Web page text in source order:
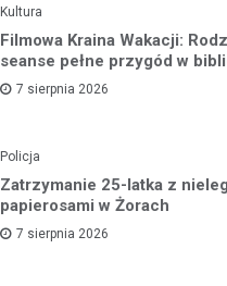
Kultura
Filmowa Kraina Wakacji:
seanse pełne przygód w
7 sierpnia 2026
Policja
Zatrzymanie 25-latka z
papierosami w Żorach
7 sierpnia 2026